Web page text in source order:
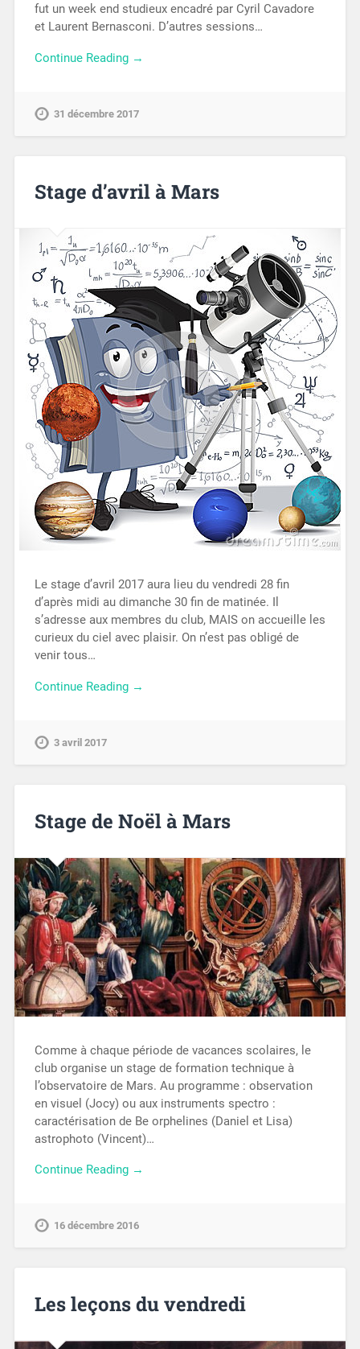
fut un week end studieux encadré par Cyril Cavadore
et Laurent Bernasconi. D’autres sessions…
Continue Reading →
31 décembre 2017
Stage d’avril à Mars
Le stage d’avril 2017 aura lieu du vendredi 28 fin
d’après midi au dimanche 30 fin de matinée. Il
s’adresse aux membres du club, MAIS on accueille les
curieux du ciel avec plaisir. On n’est pas obligé de
venir tous…
Continue Reading →
3 avril 2017
Stage de Noël à Mars
Comme à chaque période de vacances scolaires, le
club organise un stage de formation technique à
l’observatoire de Mars. Au programme : observation
en visuel (Jocy) ou aux instruments spectro :
caractérisation de Be orphelines (Daniel et Lisa)
astrophoto (Vincent)…
Continue Reading →
16 décembre 2016
Les leçons du vendredi